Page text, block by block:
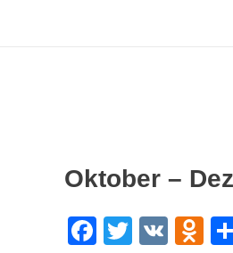
Oktober –
F
T
V
O